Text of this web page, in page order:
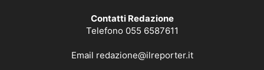
Contatti Redazione
Telefono 055 6587611
Email redazione@ilreporter.it